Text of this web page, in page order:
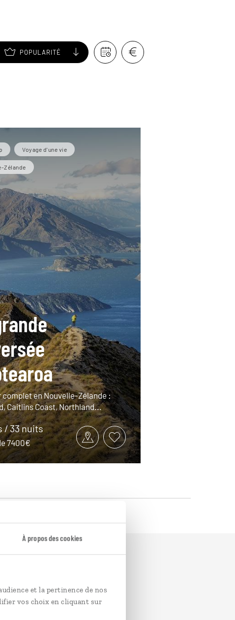
À propos des cookies
et la pertinence de nos
vos choix en cliquant sur
POPULARITÉ
Voyage d'une vie
Zélande
en Nouvelle-Zélande :
Caitlins Coast, Northland...
/ 33 nuits
7400€